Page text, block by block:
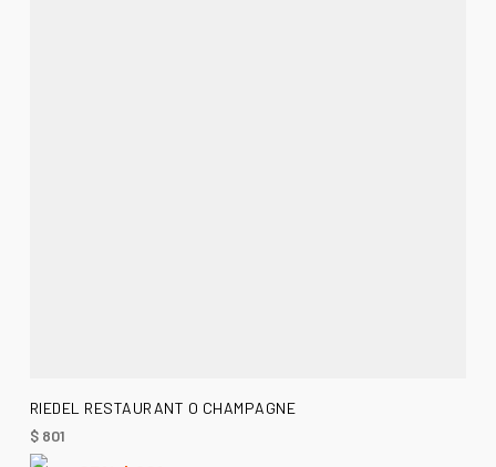
AÑADIR AL CARRITO
RIEDEL RESTAURANT O CHAMPAGNE
$801